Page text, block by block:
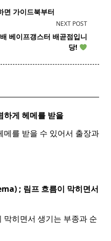
면 가이드북부터
NEXT POST
베이프갱스터 배곧점입니
당!
하게 헤메를 받을
를 받을 수 있어서 출장과
; 림프 흐름이 막히면서
히면서 생기는 부종과 순